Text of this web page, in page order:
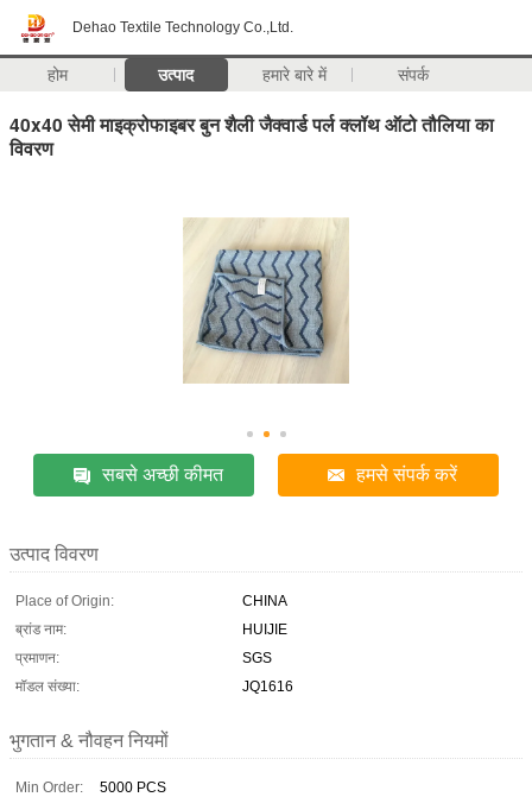
Dehao Textile Technology Co.,Ltd.
होम उत्पाद हमारे बारे में संपर्क
40x40 सेमी माइक्रोफाइबर बुन शैली जैक्वार्ड पर्ल क्लॉथ ऑटो तौलिया का
विवरण
सबसे अच्छी कीमत हमसे संपर्क करें
उत्पाद विवरण
Place of Origin:
CHINA
ब्रांड नाम:
HUIJIE
प्रमाणन:
SGS
मॉडल संख्या:
JQ1616
भुगतान & नौवहन नियमों
Min Order:
5000 PCS